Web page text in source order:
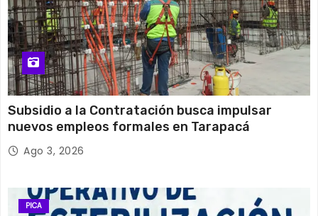
s
Subsidio a la Contratación busca impulsar
nuevos empleos formales en Tarapacá
Ago 3, 2026
PICA